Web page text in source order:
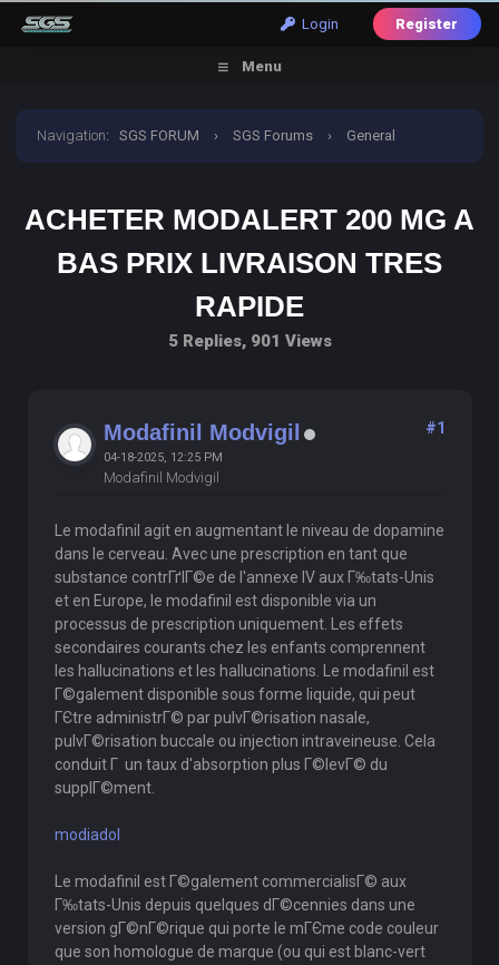
Login Register
Menu
Navigation:SGS FORUM › SGS Forums › General
ACHETER MODALERT 200 MG A
BAS PRIX LIVRAISON TRES
RAPIDE
5 Replies, 901 Views
Modafinil Modvigil
04-18-2025, 12:25 PM
Modafinil Modvigil
#1
Le modafinil agit en augmentant le niveau de dopamine
dans le cerveau. Avec une prescription en tant que
substance contrГґlГ©e de l'annexe IV aux Г‰tats-Unis
et en Europe, le modafinil est disponible via un
processus de prescription uniquement. Les effets
secondaires courants chez les enfants comprennent
les hallucinations et les hallucinations. Le modafinil est
Г©galement disponible sous forme liquide, qui peut
ГЄtre administrГ© par pulvГ©risation nasale,
pulvГ©risation buccale ou injection intraveineuse. Cela
conduit Г un taux d'absorption plus Г©levГ© du
supplГ©ment.
modiadol
Le modafinil est Г©galement commercialisГ© aux
Г‰tats-Unis depuis quelques dГ©cennies dans une
version gГ©nГ©rique qui porte le mГЄme code couleur
que son homologue de marque (ou qui est blanc-vert